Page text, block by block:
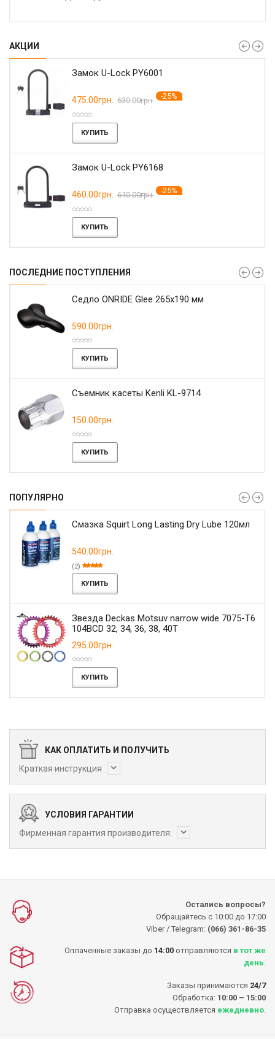
АКЦИИ
Замок U-Lock PY6001
475.00грн. 630.00грн. -25%
КУПИТЬ
Замок U-Lock PY6168
460.00грн. 610.00грн. -25%
КУПИТЬ
ПОСЛЕДНИЕ ПОСТУПЛЕНИЯ
Седло ONRIDE Glee 265x190 мм
590.00грн.
КУПИТЬ
Съемник касеты Kenli KL-9714
150.00грн.
КУПИТЬ
ПОПУЛЯРНО
Смазка Squirt Long Lasting Dry Lube 120мл
540.00грн.
(2)
КУПИТЬ
Звезда Deckas Motsuv narrow wide 7075-T6
104BCD 32, 34, 36, 38, 40T
295.00грн.
КУПИТЬ
КАК ОПЛАТИТЬ И ПОЛУЧИТЬ
Краткая инструкция
УСЛОВИЯ ГАРАНТИИ
Фирменная гарантия производителя:
Остались вопросы?
Обращайтесь с 10:00 до 17:00
Viber / Telegram: (066) 361-86-35
Оплаченные заказы до 14:00 отправляются в тот же
день
Заказы принимаются 24/7
Обработка: 10:00 – 15:00
Отправка осуществляется ежедневно